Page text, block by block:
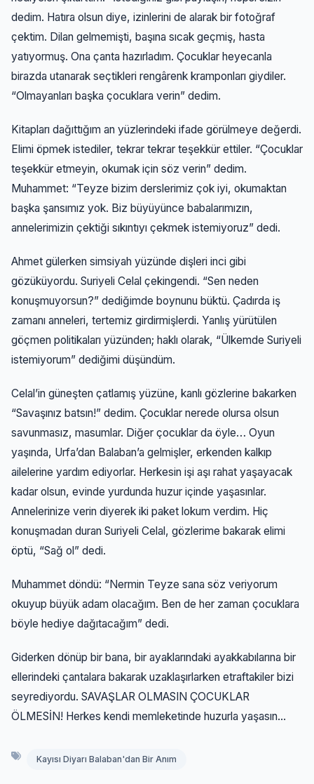
dedim. Hatıra olsun diye, izinlerini de alarak bir fotoğraf
çektim. Dilan gelmemişti, başına sıcak geçmiş, hasta
yatıyormuş. Ona çanta hazırladım. Çocuklar heyecanla
birazda utanarak seçtikleri rengârenk kramponları giydiler.
“Olmayanları başka çocuklara verin” dedim.
Kitapları dağıttığım an yüzlerindeki ifade görülmeye değerdi.
Elimi öpmek istediler, tekrar tekrar teşekkür ettiler. “Çocuklar
teşekkür etmeyin, okumak için söz verin” dedim.
Muhammet: “Teyze bizim derslerimiz çok iyi, okumaktan
başka şansımız yok. Biz büyüyünce babalarımızın,
annelerimizin çektiği sıkıntıyı çekmek istemiyoruz” dedi.
Ahmet gülerken simsiyah yüzünde dişleri inci gibi
gözüküyordu. Suriyeli Celal çekingendi. “Sen neden
konuşmuyorsun?” dediğimde boynunu büktü. Çadırda iş
zamanı anneleri, tertemiz girdirmişlerdi. Yanlış yürütülen
göçmen politikaları yüzünden; haklı olarak, “Ülkemde Suriyeli
istemiyorum” dediğimi düşündüm.
Celal’in güneşten çatlamış yüzüne, kanlı gözlerine bakarken
“Savaşınız batsın!” dedim. Çocuklar nerede olursa olsun
savunmasız, masumlar. Diğer çocuklar da öyle… Oyun
yaşında, Urfa’dan Balaban’a gelmişler, erkenden kalkıp
ailelerine yardım ediyorlar. Herkesin işi aşı rahat yaşayacak
kadar olsun, evinde yurdunda huzur içinde yaşasınlar.
Annelerinize verin diyerek iki paket lokum verdim. Hiç
konuşmadan duran Suriyeli Celal, gözlerime bakarak elimi
öptü, “Sağ ol” dedi.
Muhammet döndü: “Nermin Teyze sana söz veriyorum
okuyup büyük adam olacağım. Ben de her zaman çocuklara
böyle hediye dağıtacağım” dedi.
Giderken dönüp bir bana, bir ayaklarındaki ayakkabılarına bir
ellerindeki çantalara bakarak uzaklaşırlarken etraftakiler bizi
seyrediyordu. SAVAŞLAR OLMASIN ÇOCUKLAR
ÖLMESİN! Herkes kendi memleketinde huzurla yaşasın...
Kayısı Diyarı Balaban'dan Bir Anım